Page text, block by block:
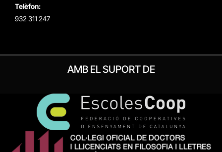
Telèfon:
932 311 247
AMB EL SUPORT DE